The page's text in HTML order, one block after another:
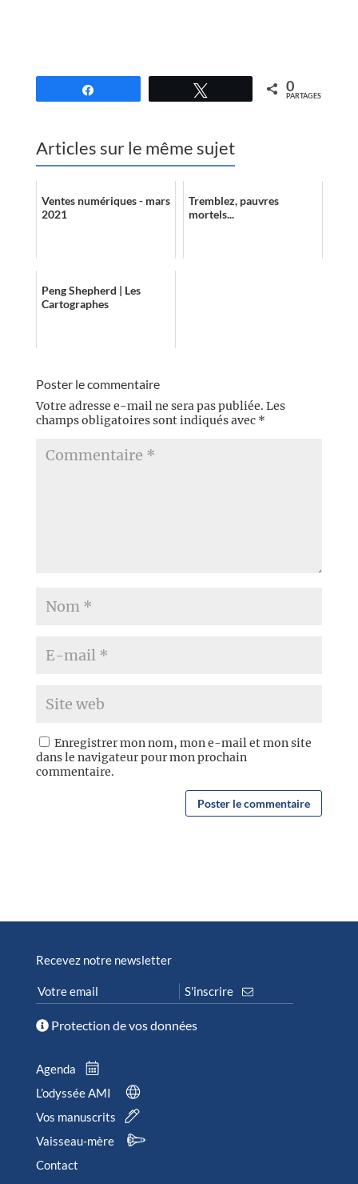
0
PARTAGES
Articles sur le même sujet
Ventes numériques - mars
2021
Tremblez, pauvres
mortels...
Peng Shepherd | Les
Cartographes
Poster le commentaire
Votre adresse e-mail ne sera pas publiée. Les
champs obligatoires sont indiqués avec *
Enregistrer mon nom, mon e-mail et mon site
dans le navigateur pour mon prochain
commentaire.
Recevez notre newsletter
Protection de vos données
Agenda
L’odyssée AMI
Vos manuscrits
Vaisseau-mère
Contact